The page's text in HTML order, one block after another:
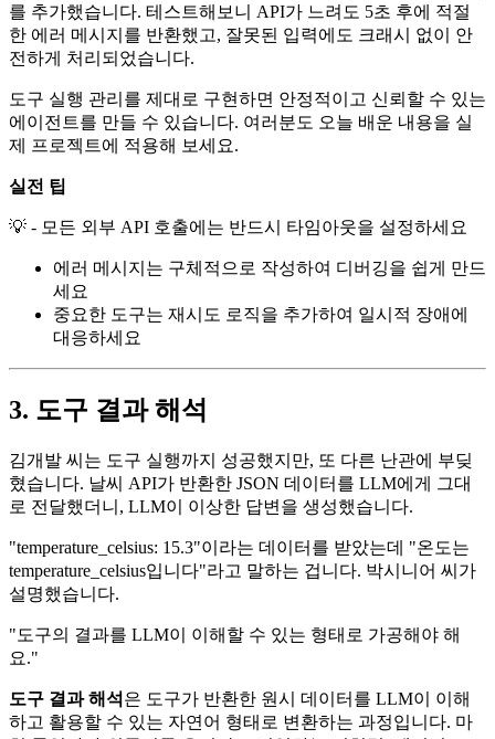
를 추가했습니다. 테스트해보니 API가 느려도 5초 후에 적절
한 에러 메시지를 반환했고, 잘못된 입력에도 크래시 없이 안
전하게 처리되었습니다.
도구 실행 관리를 제대로 구현하면 안정적이고 신뢰할 수 있는
에이전트를 만들 수 있습니다. 여러분도 오늘 배운 내용을 실
제 프로젝트에 적용해 보세요.
실전 팁
💡 - 모든 외부 API 호출에는 반드시 타임아웃을 설정하세요
에러 메시지는 구체적으로 작성하여 디버깅을 쉽게 만드
세요
중요한 도구는 재시도 로직을 추가하여 일시적 장애에
대응하세요
3. 도구 결과 해석
김개발 씨는 도구 실행까지 성공했지만, 또 다른 난관에 부딪
혔습니다. 날씨 API가 반환한 JSON 데이터를 LLM에게 그대
로 전달했더니, LLM이 이상한 답변을 생성했습니다.
"temperature_celsius: 15.3"이라는 데이터를 받았는데 "온도는
temperature_celsius입니다"라고 말하는 겁니다. 박시니어 씨가
설명했습니다.
"도구의 결과를 LLM이 이해할 수 있는 형태로 가공해야 해
요."
도구 결과 해석 은 도구가 반환한 원시 데이터를 LLM이 이해
하고 활용할 수 있는 자연어 형태로 변환하는 과정입니다. 마